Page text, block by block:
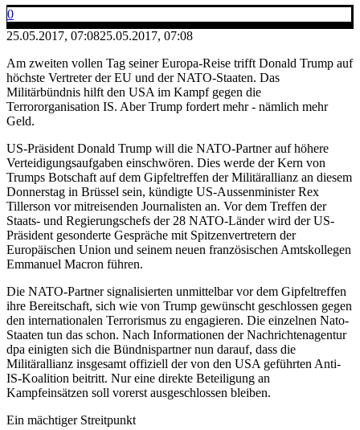
0
25.05.2017, 07:0825.05.2017, 07:08
Am zweiten vollen Tag seiner Europa-Reise trifft Donald Trump auf
höchste Vertreter der EU und der NATO-Staaten. Das
Militärbündnis hilft den USA im Kampf gegen die
Terrororganisation IS. Aber Trump fordert mehr - nämlich mehr
Geld.
US-Präsident Donald Trump will die NATO-Partner auf höhere
Verteidigungsaufgaben einschwören. Dies werde der Kern von
Trumps Botschaft auf dem Gipfeltreffen der Militärallianz an diesem
Donnerstag in Brüssel sein, kündigte US-Aussenminister Rex
Tillerson vor mitreisenden Journalisten an. Vor dem Treffen der
Staats- und Regierungschefs der 28 NATO-Länder wird der US-
Präsident gesonderte Gespräche mit Spitzenvertretern der
Europäischen Union und seinem neuen französischen Amtskollegen
Emmanuel Macron führen.
Die NATO-Partner signalisierten unmittelbar vor dem Gipfeltreffen
ihre Bereitschaft, sich wie von Trump gewünscht geschlossen gegen
den internationalen Terrorismus zu engagieren. Die einzelnen Nato-
Staaten tun das schon. Nach Informationen der Nachrichtenagentur
dpa einigten sich die Bündnispartner nun darauf, dass die
Militärallianz insgesamt offiziell der von den USA geführten Anti-
IS-Koalition beitritt. Nur eine direkte Beteiligung an
Kampfeinsätzen soll vorerst ausgeschlossen bleiben.
Ein mächtiger Streitpunkt